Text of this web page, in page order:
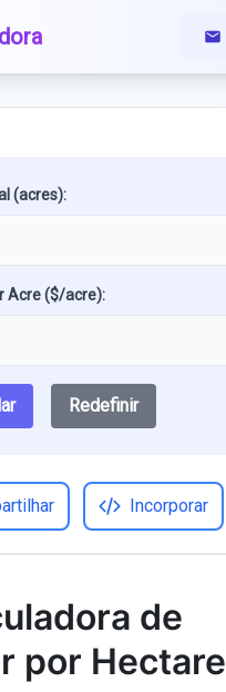
(acres):
Acre ($/acre):
Redefinir
Incorporar
de
por Hectare